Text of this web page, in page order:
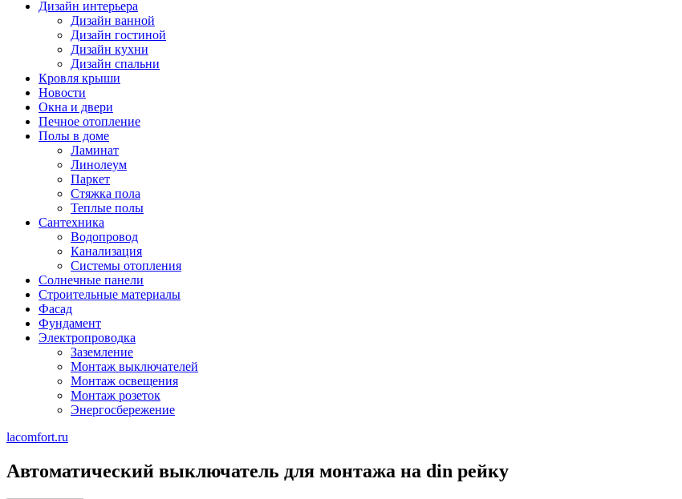
Дизайн интерьера
Дизайн ванной
Дизайн гостиной
Дизайн кухни
Дизайн спальни
Кровля крыши
Новости
Окна и двери
Печное отопление
Полы в доме
Ламинат
Линолеум
Паркет
Стяжка пола
Теплые полы
Сантехника
Водопровод
Канализация
Системы отопления
Солнечные панели
Строительные материалы
Фасад
Фундамент
Электропроводка
Заземление
Монтаж выключателей
Монтаж освещения
Монтаж розеток
Энергосбережение
lacomfort.ru
Автоматический выключатель для монтажа на din рейку